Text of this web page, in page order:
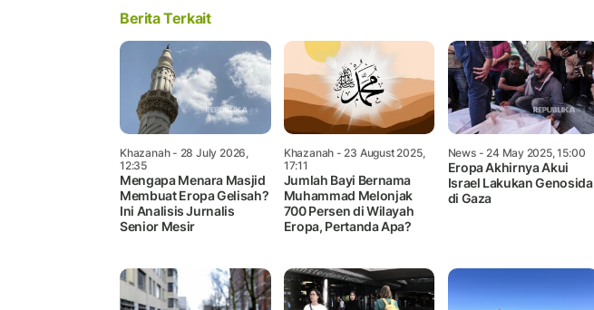
Berita Terkait
Khazanah- 28 July 2026,
12:35
Mengapa Menara Masjid
Membuat Eropa Gelisah?
Ini Analisis Jurnalis
Senior Mesir
Khazanah - 23 August 2025,
17:11
Jumlah Bayi Bernama
Muhammad Melonjak
700 Persen di Wilayah
Eropa, Pertanda Apa?
News- 24 May 2025, 15:00
Eropa Akhirnya Akui
Israel Lakukan Genosida
di Gaza